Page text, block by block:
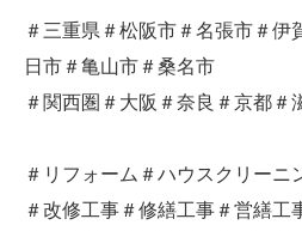
＃三重県＃松阪市＃名張市＃伊
日市＃亀山市＃桑名市
＃関西圏＃大阪＃奈良＃京都＃
＃リフォーム＃ハウスクリーニ
＃改修工事＃修繕工事＃営繕工